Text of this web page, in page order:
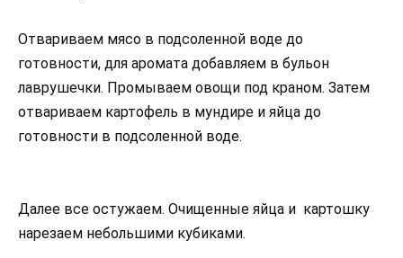
Отвариваем мясо в подсоленной воде до
готовности, для аромата добавляем в бульон
лаврушечки. Промываем овощи под краном. Затем
отвариваем картофель в мундире и яйца до
готовности в подсоленной воде.
Далее все остужаем. Очищенные яйца и картошку
нарезаем небольшими кубиками.